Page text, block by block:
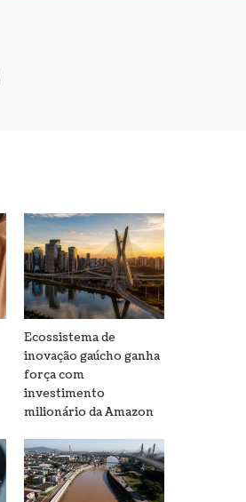
Ecossistema de
inovação gaúcho ganha
força com
investimento
milionário da Amazon